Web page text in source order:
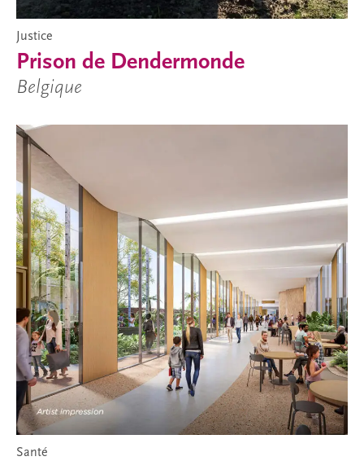
Justice
Prison de Dendermonde
Belgique
Santé